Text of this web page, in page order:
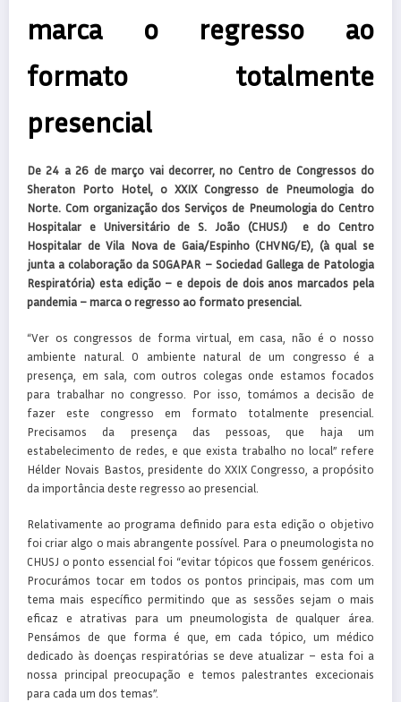
marca o regresso ao
formato totalmente
presencial
De 24 a 26 de março vai decorrer, no Centro de Congressos do
Sheraton Porto Hotel, o XXIX Congresso de Pneumologia do
Norte. Com organização dos Serviços de Pneumologia do Centro
Hospitalar e Universitário de S. João (CHUSJ) e do Centro
Hospitalar de Vila Nova de Gaia/Espinho (CHVNG/E), (à qual se
junta a colaboração da SOGAPAR – Sociedad Gallega de Patologia
Respiratória) esta edição – e depois de dois anos marcados pela
pandemia – marca o regresso ao formato presencial.
“Ver os congressos de forma virtual, em casa, não é o nosso
ambiente natural. O ambiente natural de um congresso é a
presença, em sala, com outros colegas onde estamos focados
para trabalhar no congresso. Por isso, tomámos a decisão de
fazer este congresso em formato totalmente presencial.
Precisamos da presença das pessoas, que haja um
estabelecimento de redes, e que exista trabalho no local” refere
Hélder Novais Bastos, presidente do XXIX Congresso, a propósito
da importância deste regresso ao presencial.
Relativamente ao programa definido para esta edição o objetivo
foi criar algo o mais abrangente possível. Para o pneumologista no
CHUSJ o ponto essencial foi “evitar tópicos que fossem genéricos.
Procurámos tocar em todos os pontos principais, mas com um
tema mais específico permitindo que as sessões sejam o mais
eficaz e atrativas para um pneumologista de qualquer área.
Pensámos de que forma é que, em cada tópico, um médico
dedicado às doenças respiratórias se deve atualizar – esta foi a
nossa principal preocupação e temos palestrantes excecionais
para cada um dos temas”.